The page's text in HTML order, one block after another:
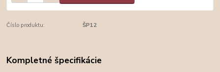
Číslo produktu: ŠP12
Kompletné špecifikácie